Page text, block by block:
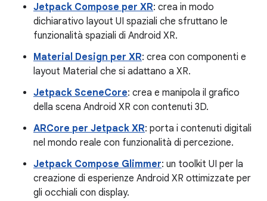
Jetpack Compose per XR: crea in modo
dichiarativo layout UI spaziali che sfruttano le
funzionalità spaziali di Android XR.
Material Design per XR: crea con componenti e
layout Material che si adattano a XR.
Jetpack SceneCore: crea e manipola il grafico
della scena Android XR con contenuti 3D.
ARCore per Jetpack XR: porta i contenuti digitali
nel mondo reale con funzionalità di percezione.
Jetpack Compose Glimmer: un toolkit UI per la
creazione di esperienze Android XR ottimizzate per
gli occhiali con display.